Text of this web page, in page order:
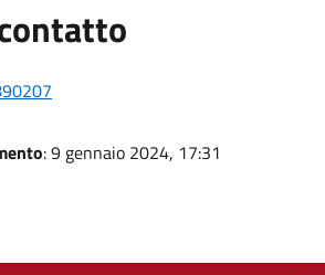
: 9 gennaio 2024, 17:31